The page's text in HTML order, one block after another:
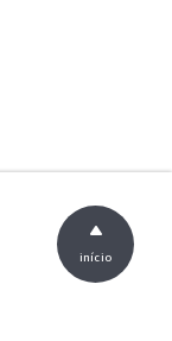
início